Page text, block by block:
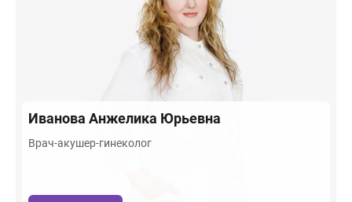
Иванова Анжелика Юрьевна
Врач-акушер-гинеколог